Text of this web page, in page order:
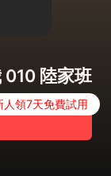
010 陸家班
人領7天免費試用